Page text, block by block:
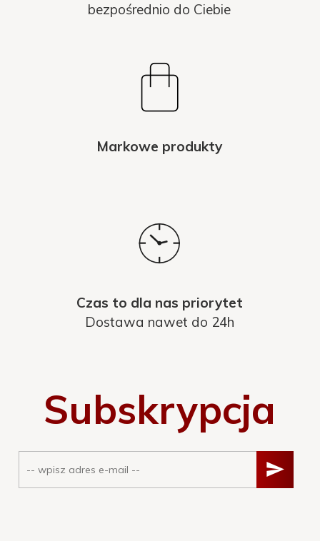
bezpośrednio do Ciebie
Markowe produkty
Czas to dla nas priorytet
Dostawa nawet do 24h
Subskrypcja